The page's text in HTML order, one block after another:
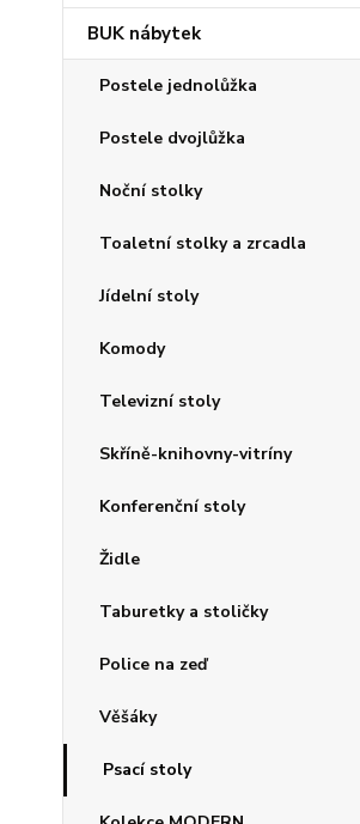
BUK nábytek
Postele jednolůžka
Postele dvojlůžka
Noční stolky
Toaletní stolky a zrcadla
Jídelní stoly
Komody
Televizní stoly
Skříně-knihovny-vitríny
Konferenční stoly
Židle
Taburetky a stoličky
Police na zeď
Věšáky
Psací stoly